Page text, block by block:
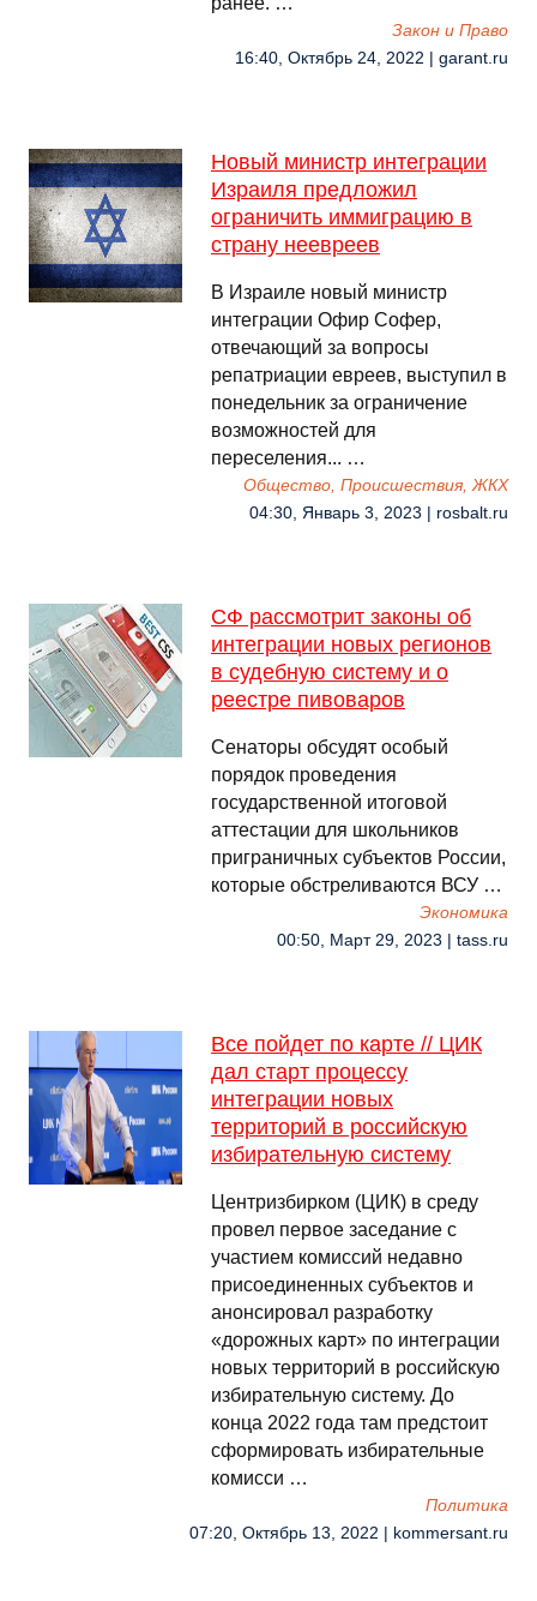
Закон и Право
16:40, Октябрь 24, 2022 | garant.ru
Новый министр интеграции
Израиля предложил
ограничить иммиграцию в
страну неевреев
В Израиле новый министр
интеграции Офир Софер,
отвечающий за вопросы
репатриации евреев, выступил в
понедельник за ограничение
возможностей для
переселения... …
Общество, Происшествия, ЖКХ
04:30, Январь 3, 2023 | rosbalt.ru
СФ рассмотрит законы об
интеграции новых регионов
в судебную систему и о
реестре пивоваров
Сенаторы обсудят особый
порядок проведения
государственной итоговой
аттестации для школьников
приграничных субъектов России,
которые обстреливаются ВСУ …
Экономика
00:50, Март 29, 2023 | tass.ru
Все пойдет по карте // ЦИК
дал старт процессу
интеграции новых
территорий в российскую
избирательную систему
Центризбирком (ЦИК) в среду
провел первое заседание с
участием комиссий недавно
присоединенных субъектов и
анонсировал разработку
«дорожных карт» по интеграции
новых территорий в российскую
избирательную систему. До
конца 2022 года там предстоит
сформировать избирательные
комисси …
Политика
07:20, Октябрь 13, 2022 | kommersant.ru